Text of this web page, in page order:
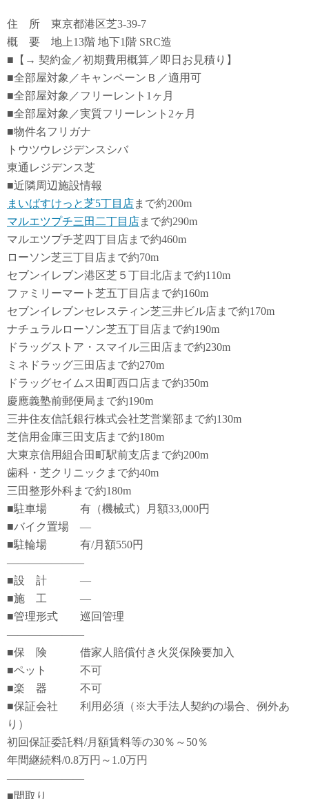
住 所 東京都港区芝3-39-7
概 要 地上13階 地下1階 SRC造
■【→ 契約金／初期費用概算／即日お見積り】
■全部屋対象／キャンペーンＢ／適用可
■全部屋対象／フリーレント1ヶ月
■全部屋対象／実質フリーレント2ヶ月
■物件名フリガナ
トウツウレジデンスシバ
東通レジデンス芝
■近隣周辺施設情報
まいばすけっと芝5丁目店まで約200m
マルエツプチ三田二丁目店まで約290m
マルエツプチ芝四丁目店まで約460m
ローソン芝三丁目店まで約70m
セブンイレブン港区芝５丁目北店まで約110m
ファミリーマート芝五丁目店まで約160m
セブンイレブンセレスティン芝三井ビル店まで約170m
ナチュラルローソン芝五丁目店まで約190m
ドラッグストア・スマイル三田店まで約230m
ミネドラッグ三田店まで約270m
ドラッグセイムス田町西口店まで約350m
慶應義塾前郵便局まで約190m
三井住友信託銀行株式会社芝営業部まで約130m
芝信用金庫三田支店まで約180m
大東京信用組合田町駅前支店まで約200m
歯科・芝クリニックまで約40m
三田整形外科まで約180m
■駐車場 有（機械式）月額33,000円
■バイク置場 ―
■駐輪場 有/月額550円
―――――――
■設 計 ―
■施 工 ―
■管理形式 巡回管理
―――――――
■保 険 借家人賠償付き火災保険要加入
■ペット 不可
■楽 器 不可
■保証会社 利用必須（※大手法人契約の場合、例外あ
り）
初回保証委託料/月額賃料等の30％～50％
年間継続料/0.8万円～1.0万円
―――――――
■間取り